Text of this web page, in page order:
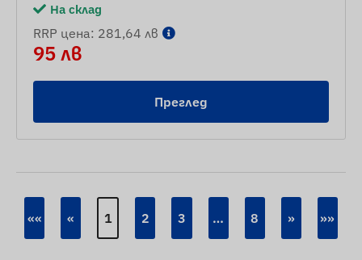
На склад
RRP цена: 281,64 лв
95 лв
Преглед
«« « 1 2 3 … 8 » »»